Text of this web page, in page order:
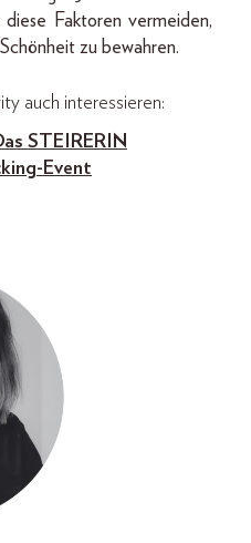
Faktoren vermeiden,
zu bewahren.
auch interessieren:
STEIRERIN
Event